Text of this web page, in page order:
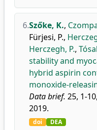
6.Szőke, K.,
Fürjesi, P.,
Herczegh, P.,
stability and
hybrid aspirin
monoxide-
Data brief. 25, 1-
2019.
doi DEA